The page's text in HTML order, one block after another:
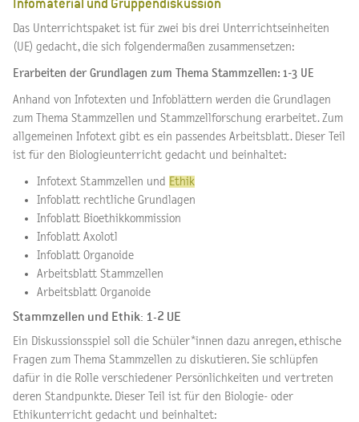
Infomaterial und Gruppendiskussion
Das Unterrichtspaket ist für zwei bis drei Unterrichtseinheiten
(UE) gedacht, die sich folgendermaßen zusammensetzen:
Erarbeiten der Grundlagen zum Thema Stammzellen: 1-3 UE
Anhand von Infotexten und Infoblättern werden die Grundlagen
zum Thema Stammzellen und Stammzellforschung erarbeitet. Zum
allgemeinen Infotext gibt es ein passendes Arbeitsblatt. Dieser Teil
ist für den Biologieunterricht gedacht und beinhaltet:
Infotext Stammzellen und Ethik
Infoblatt rechtliche Grundlagen
Infoblatt Bioethikkommission
Infoblatt Axolotl
Infoblatt Organoide
Arbeitsblatt Stammzellen
Arbeitsblatt Organoide
Stammzellen und Ethik: 1-2 UE
Ein Diskussionsspiel soll die Schüler*innen dazu anregen, ethische
Fragen zum Thema Stammzellen zu diskutieren. Sie schlüpfen
dafür in die Rolle verschiedener Persönlichkeiten und vertreten
deren Standpunkte. Dieser Teil ist für den Biologie- oder
Ethikunterricht gedacht und beinhaltet: